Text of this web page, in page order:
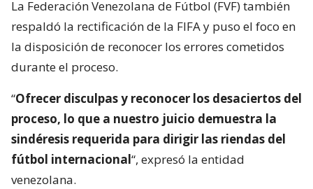
La Federación Venezolana de Fútbol (FVF) también
respaldó la rectificación de la FIFA y puso el foco en
la disposición de reconocer los errores cometidos
durante el proceso.
“Ofrecer disculpas y reconocer los desaciertos del
proceso, lo que a nuestro juicio demuestra la
sindéresis requerida para dirigir las riendas del
fútbol internacional“, expresó la entidad
venezolana.